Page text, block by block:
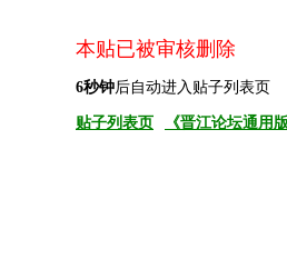
本贴已被审核删除
6秒钟后自动进入贴子列表页
贴子列表页 《晋江论坛通用